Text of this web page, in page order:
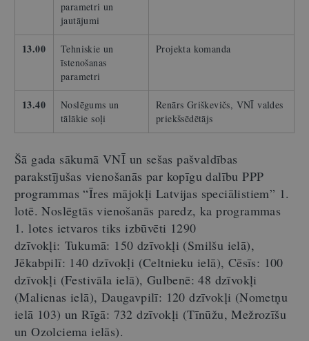
parametri un
jautājumi
13.00
Tehniskie un
īstenošanas
parametri
Projekta komanda
13.40
Noslēgums un
tālākie soļi
Renārs Griškevičs, VNĪ valdes
priekšsēdētājs
Šā gada sākumā VNĪ un sešas pašvaldības
parakstījušas vienošanās par kopīgu dalību PPP
programmas “Īres mājokļi Latvijas speciālistiem” 1.
lotē. Noslēgtās vienošanās paredz, ka programmas
1. lotes ietvaros tiks izbūvēti 1290
dzīvokļi: Tukumā: 150 dzīvokļi (Smilšu ielā),
Jēkabpilī: 140 dzīvokļi (Celtnieku ielā), Cēsīs: 100
dzīvokļi (Festivāla ielā), Gulbenē: 48 dzīvokļi
(Malienas ielā), Daugavpilī: 120 dzīvokļi (Nometņu
ielā 103) un Rīgā: 732 dzīvokļi (Tīnūžu, Mežrozīšu
un Ozolciema ielās).